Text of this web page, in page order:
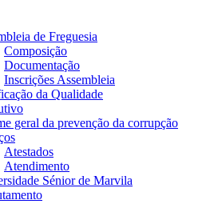
de Freguesia
Composição
Documentação
Inscrições Assembleia
da Qualidade
geral da prevenção da corrupção
Atestados
Atendimento
Sénior de Marvila